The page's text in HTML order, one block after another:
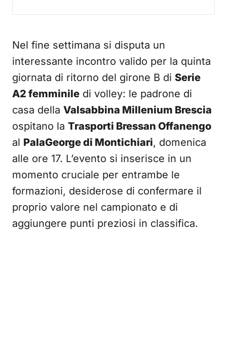
Nel fine settimana si disputa un
interessante incontro valido per la quinta
giornata di ritorno del girone B di Serie
A2 femminile di volley: le padrone di
casa della Valsabbina Millenium Brescia
ospitano la Trasporti Bressan Offanengo
al PalaGeorge di Montichiari, domenica
alle ore 17. L’evento si inserisce in un
momento cruciale per entrambe le
formazioni, desiderose di confermare il
proprio valore nel campionato e di
aggiungere punti preziosi in classifica.